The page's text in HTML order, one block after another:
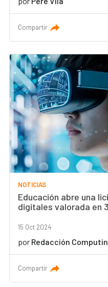
Compartir
NOTICIAS
Educación abre una
digitales valorada en
15 Oct 2024
por Redacción
Compartir